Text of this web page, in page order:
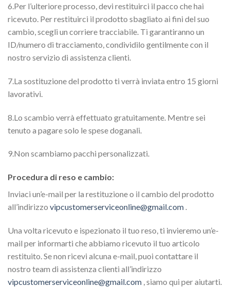
6.Per l’ulteriore processo, devi restituirci il pacco che hai
ricevuto. Per restituirci il prodotto sbagliato ai fini del suo
cambio, scegli un corriere tracciabile. Ti garantiranno un
ID/numero di tracciamento, condividilo gentilmente con il
nostro servizio di assistenza clienti.
7.La sostituzione del prodotto ti verrà inviata entro 15 giorni
lavorativi.
8.Lo scambio verrà effettuato gratuitamente. Mentre sei
tenuto a pagare solo le spese doganali.
9.Non scambiamo pacchi personalizzati.
Procedura di reso e cambio:
Inviaci un’e-mail per la restituzione o il cambio del prodotto
all’indirizzo vipcustomerserviceonline@gmail.com .
Una volta ricevuto e ispezionato il tuo reso, ti invieremo un’e-
mail per informarti che abbiamo ricevuto il tuo articolo
restituito. Se non ricevi alcuna e-mail, puoi contattare il
nostro team di assistenza clienti all’indirizzo
vipcustomerserviceonline@gmail.com , siamo qui per aiutarti.